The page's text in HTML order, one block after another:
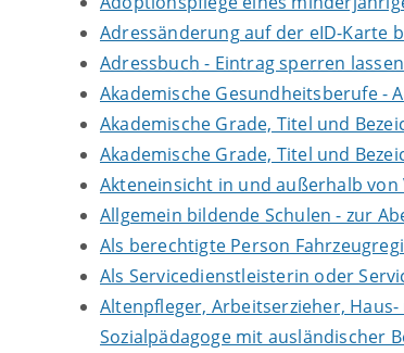
Adressänderung auf der eID-Karte
Adressbuch - Eintrag sperren lassen
Akademische Gesundheitsberufe -
Akademische Grade, Titel und
Akademische Grade, Titel und
Akteneinsicht in und außerhalb
Allgemein bildende Schulen - zur
Als berechtigte Person
Als Servicedienstleisterin oder
Altenpfleger, Arbeitserzieher,
Sozialpädagoge mit ausländischer